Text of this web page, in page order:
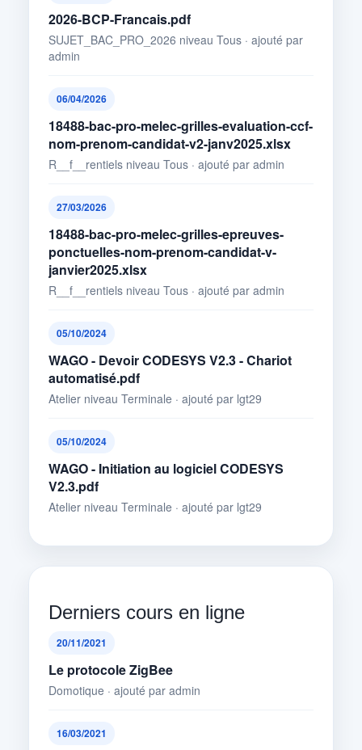
2026-BCP-Francais.pdf
SUJET_BAC_PRO_2026 niveau Tous · ajouté par
admin
06/04/2026
18488-bac-pro-melec-grilles-evaluation-ccf-
nom-prenom-candidat-v2-janv2025.xlsx
R__f__rentiels niveau Tous · ajouté par admin
27/03/2026
18488-bac-pro-melec-grilles-epreuves-
ponctuelles-nom-prenom-candidat-v-
janvier2025.xlsx
R__f__rentiels niveau Tous · ajouté par admin
05/10/2024
WAGO - Devoir CODESYS V2.3 - Chariot
automatisé.pdf
Atelier niveau Terminale · ajouté par lgt29
05/10/2024
WAGO - Initiation au logiciel CODESYS
V2.3.pdf
Atelier niveau Terminale · ajouté par lgt29
Derniers cours en ligne
20/11/2021
Le protocole ZigBee
Domotique · ajouté par admin
16/03/2021